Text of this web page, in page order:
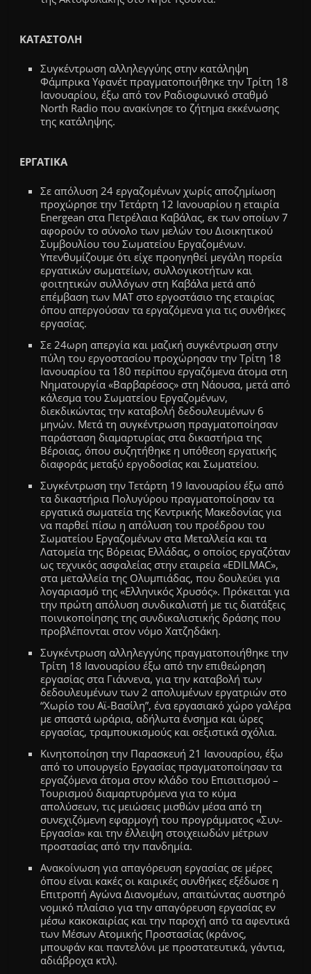
ΚΑΤΑΣΤΟΛΗ
Συγκέντρωση αλληλεγγύης στην κατάληψη
Φάμπρικα Υφανέτ πραγματοποιήθηκε την Τρίτη 18
Ιανουαρίου, έξω από τον Ραδιοφωνικό σταθμό
North Radio που ανακίνησε το ζήτημα εκκένωσης
της κατάληψης.
ΕΡΓΑΤΙΚΑ
Σε απόλυση 24 εργαζομένων χωρίς αποζημίωση
προχώρησε την Τετάρτη 12 Ιανουαρίου η εταιρία
Energean στα Πετρέλαια Καβάλας, εκ των οποίων 7
αφορούν το σύνολο των μελών του Διοικητικού
Συμβουλίου του Σωματείου Εργαζομένων.
Υπενθυμίζουμε ότι είχε προηγηθεί μεγάλη πορεία
εργατικών σωματείων, συλλογικοτήτων και
φοιτητικών συλλόγων στη Καβάλα μετά από
επέμβαση των ΜΑΤ στο εργοστάσιο της εταιρίας
όπου απεργούσαν τα εργαζόμενα για τις συνθήκες
εργασίας.
Σε 24ωρη απεργία και μαζική συγκέντρωση στην
πύλη του εργοστασίου προχώρησαν την Τρίτη 18
Ιανουαρίου τα 180 περίπου εργαζόμενα άτομα στη
Νηματουργία «Βαρβαρέσος» στη Νάουσα, μετά από
κάλεσμα του Σωματείου Εργαζομένων,
διεκδικώντας την καταβολή δεδουλευμένων 6
μηνών. Μετά τη συγκέντρωση πραγματοποίησαν
παράσταση διαμαρτυρίας στα δικαστήρια της
Βέροιας, όπου συζητήθηκε η υπόθεση εργατικής
διαφοράς μεταξύ εργοδοσίας και Σωματείου.
Συγκέντρωση την Τετάρτη 19 Ιανουαρίου έξω από
τα δικαστήρια Πολυγύρου πραγματοποίησαν τα
εργατικά σωματεία της Κεντρικής Μακεδονίας για
να παρθεί πίσω η απόλυση του προέδρου του
Σωματείου Εργαζομένων στα Μεταλλεία και τα
Λατομεία της Βόρειας Ελλάδας, ο οποίος εργαζόταν
ως τεχνικός ασφαλείας στην εταιρεία «EDILMAC»,
στα μεταλλεία της Ολυμπιάδας, που δουλεύει για
λογαριασμό της «Ελληνικός Χρυσός». Πρόκειται για
την πρώτη απόλυση συνδικαλιστή με τις διατάξεις
ποινικοποίησης της συνδικαλιστικής δράσης που
προβλέπονται στον νόμο Χατζηδάκη.
Συγκέντρωση αλληλεγγύης πραγματοποιήθηκε την
Τρίτη 18 Ιανουαρίου έξω από την επιθεώρηση
εργασίας στα Γιάννενα, για την καταβολή των
δεδουλευμένων των 2 απολυμένων εργατριών στο
“Χωρίο του Αϊ-Βασίλη”, ένα εργασιακό χώρο γαλέρα
με σπαστά ωράρια, αδήλωτα ένσημα και ώρες
εργασίας, τραμπουκισμούς και σεξιστικά σχόλια.
Κινητοποίηση την Παρασκευή 21 Ιανουαρίου, έξω
από το υπουργείο Εργασίας πραγματοποίησαν τα
εργαζόμενα άτομα στον κλάδο του Επισιτισμού –
Τουρισμού διαμαρτυρόμενα για το κύμα
απολύσεων, τις μειώσεις μισθών μέσα από τη
συνεχιζόμενη εφαρμογή του προγράμματος «Συν-
Εργασία» και την έλλειψη στοιχειωδών μέτρων
προστασίας από την πανδημία.
Ανακοίνωση για απαγόρευση εργασίας σε μέρες
όπου είναι κακές οι καιρικές συνθήκες εξέδωσε η
Επιτροπή Αγώνα Διανομέων, απαιτώντας αυστηρό
νομικό πλαίσιο για την απαγόρευση εργασίας εν
μέσω κακοκαιρίας και την παροχή από τα αφεντικά
των Μέσων Ατομικής Προστασίας (κράνος,
μπουφάν και παντελόνι με προστατευτικά, γάντια,
αδιάβροχα κτλ).